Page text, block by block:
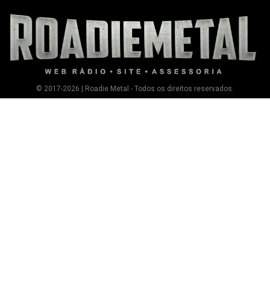
© 2017-2026 | Roadie Metal - Todos os direitos reservados.